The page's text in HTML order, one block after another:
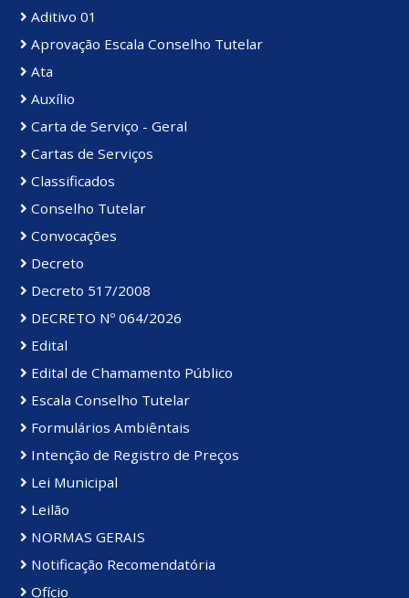
Aditivo 01
Aprovação Escala Conselho Tutelar
Ata
Auxílio
Carta de Serviço - Geral
Cartas de Serviços
Classificados
Conselho Tutelar
Convocações
Decreto
Decreto 517/2008
DECRETO Nº 064/2026
Edital
Edital de Chamamento Público
Escala Conselho Tutelar
Formulários Ambiêntais
Intenção de Registro de Preços
Lei Municipal
Leilão
NORMAS GERAIS
Notificação Recomendatória
Ofício